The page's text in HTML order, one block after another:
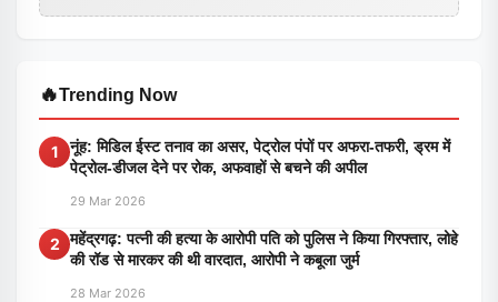
🔥Trending Now
1
नूंह: मिडिल ईस्ट तनाव का असर, पेट्रोल पंपों पर अफरा-तफरी, ड्रम में
पेट्रोल-डीजल देने पर रोक, अफवाहों से बचने की अपील
29 Mar 2026
2
महेंद्रगढ़: पत्नी की हत्या के आरोपी पति को पुलिस ने किया गिरफ्तार, लोहे
की रॉड से मारकर की थी वारदात, आरोपी ने कबूला जुर्म
28 Mar 2026